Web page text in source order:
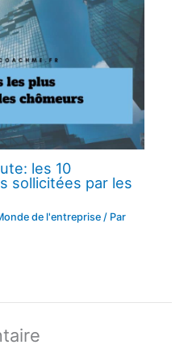
les 10
sollicitées par les
de l'entreprise/ Par